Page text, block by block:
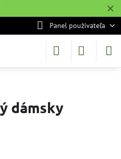
✕
˙
Panel používateľa
dámsky